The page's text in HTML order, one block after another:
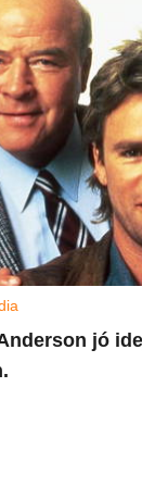
jó